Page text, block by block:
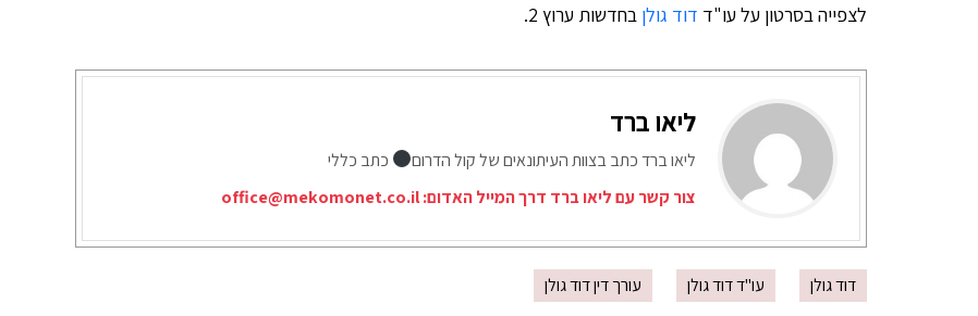
לצפייה בסרטון על עו"ד דוד גולן בחדשות ערוץ 2.
ליאו ברד
ליאו ברד כתב בצוות העיתונאים של קול הדרום
כתב כללי
צור קשר עם ליאו ברד דרך המייל האדום:office@mekomonet.co.il
דוד גולן עו"ד דוד גולן עורך דין דוד גולן